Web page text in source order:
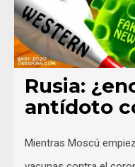
Rusia:
antídoto
Mientras Moscú